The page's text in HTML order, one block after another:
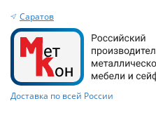
Саратов
Доставка по всей России